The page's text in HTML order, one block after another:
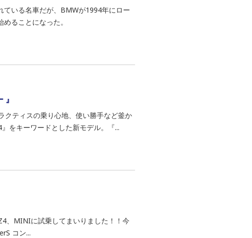
いる名車だが、BMWが1994年にロー
ることになった。
クティスの乗り心地、使い勝手など釜か
をキーワードとした新モデル。『...
、MINIに試乗してまいりました！！今
コン...